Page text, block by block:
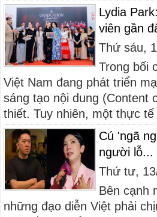
Lydia
viên gần
Thứ sáu,
Trong bối
Việt Nam đang phát triển
sáng tạo nội dung (Content
thiết. Tuy nhiên, một thực
Cú 'ngã
người lỗ...
Thứ tư,
Bên cạnh
những đạo diễn Việt phải